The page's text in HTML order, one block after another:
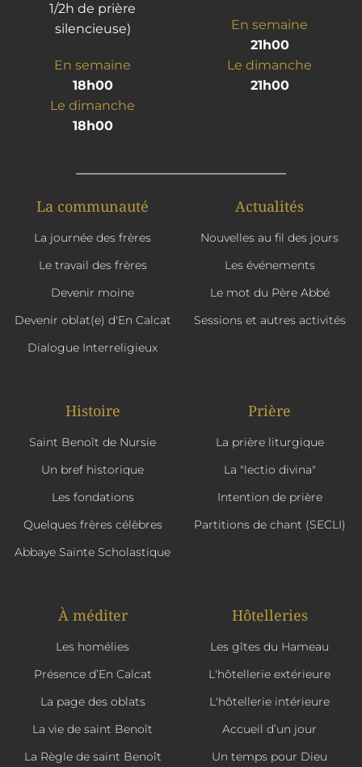
1/2h de prière
silencieuse)
En semaine
18h00
Le dimanche
18h00
En semaine
21h00
Le dimanche
21h00
La communauté
La journée des frères
Le travail des frères
Devenir moine
Devenir oblat(e) d'En Calcat
Dialogue Interreligieux
Actualités
Nouvelles au fil des jours
Les événements
Le mot du Père Abbé
Sessions et autres activités
Histoire
Saint Benoît de Nursie
Un bref historique
Les fondations
Quelques frères célèbres
Abbaye Sainte Scholastique
Prière
La prière liturgique
La "lectio divina"
Intention de prière
Partitions de chant (SECLI)
À méditer
Les homélies
Présence d’En Calcat
La page des oblats
La vie de saint Benoît
La Règle de saint Benoît
Hôtelleries
Les gîtes du Hameau
L'hôtellerie extérieure
L'hôtellerie intérieure
Accueil d’un jour
Un temps pour Dieu